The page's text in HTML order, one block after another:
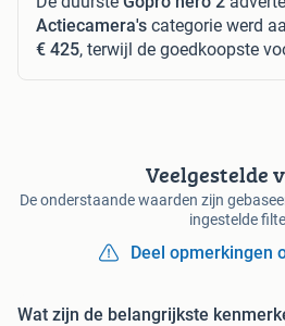
Actiecamera's categorie werd
€ 425, terwijl de goedkoopste
Veelgestelde
De onderstaande waarden zijn
ingestelde
Deel opmerkingen
Wat zijn de belangrijkste